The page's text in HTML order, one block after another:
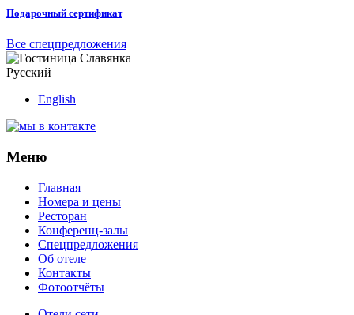
Подарочный сертификат
Все спецпредложения
Русский
English
Меню
Главная
Номера и цены
Ресторан
Конференц-залы
Спецпредложения
Об отеле
Контакты
Фотоотчёты